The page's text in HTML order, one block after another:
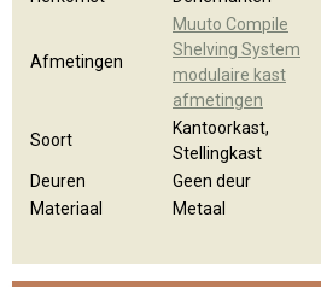
Afmetingen
Muuto Compile
Shelving System
modulaire kast
afmetingen
Soort
Kantoorkast,
Stellingkast
Deuren
Geen deur
Materiaal
Metaal